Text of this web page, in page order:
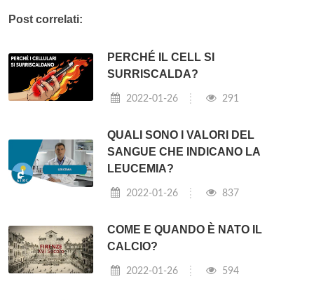
Post correlati:
PERCHÉ IL CELL SI
SURRISCALDA?
2022-01-26 291
QUALI SONO I VALORI DEL
SANGUE CHE INDICANO LA
LEUCEMIA?
2022-01-26 837
COME E QUANDO È NATO IL
CALCIO?
2022-01-26 594